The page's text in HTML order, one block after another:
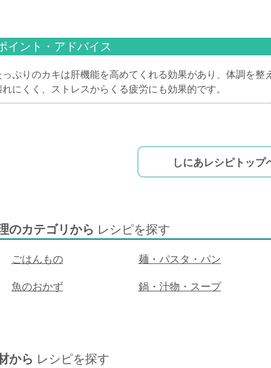
イント・アドバイス
っぷりのカキは肝機能を高めてくれる効果があり、体調を
れにくく、ストレスからくる疲労にも効果的です。
しにあレシピトップ
のカテゴリから レシピを探す
ごはんもの 麺・パスタ・パン
魚のおかず 鍋・汁物・スープ
から レシピを探す